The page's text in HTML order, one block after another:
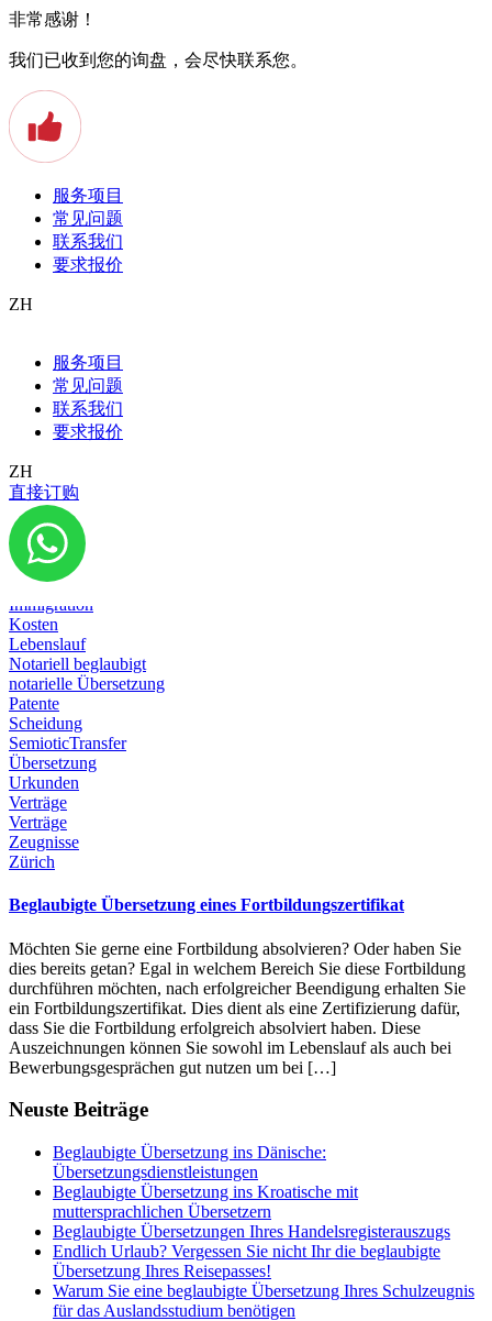
非常感谢！
我们已收到您的询盘，会尽快联系您。
服务项目
常见问题
联系我们
要求报价
ZH
服务项目
常见问题
联系我们
要求报价
ZH
直接订购
Apostille
Arbeitszeugnis
Auslandstudium
Baden
Beeidigter Übersetzer
Beglaubigte Übersetzung
Bern
Diplom
Dokumente
Emigration
Geburtsurkunde
Heirat
Immigration
Kosten
Lebenslauf
Notariell beglaubigt
notarielle Übersetzung
Patente
Scheidung
SemioticTransfer
Übersetzung
Urkunden
Verträge
Verträge
Zeugnisse
Zürich
Beglaubigte Übersetzung eines Fortbildungszertifikat
Möchten Sie gerne eine Fortbildung absolvieren? Oder haben Sie
dies bereits getan? Egal in welchem Bereich Sie diese Fortbildung
durchführen möchten, nach erfolgreicher Beendigung erhalten Sie
ein Fortbildungszertifikat. Dies dient als eine Zertifizierung dafür,
dass Sie die Fortbildung erfolgreich absolviert haben. Diese
Auszeichnungen können Sie sowohl im Lebenslauf als auch bei
Bewerbungsgesprächen gut nutzen um bei […]
Neuste Beiträge
Beglaubigte Übersetzung ins Dänische:
Übersetzungsdienstleistungen
Beglaubigte Übersetzung ins Kroatische mit
muttersprachlichen Übersetzern
Beglaubigte Übersetzungen Ihres Handelsregisterauszugs
Endlich Urlaub? Vergessen Sie nicht Ihr die beglaubigte
Übersetzung Ihres Reisepasses!
Warum Sie eine beglaubigte Übersetzung Ihres Schulzeugnis
für das Auslandsstudium benötigen